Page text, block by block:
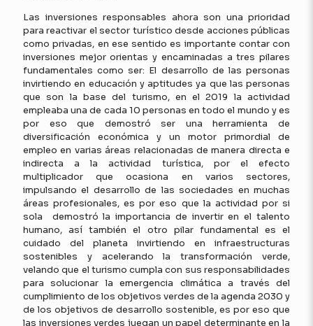
Las inversiones responsables ahora son una prioridad
para reactivar el sector turístico desde acciones públicas
como privadas, en ese sentido es importante contar con
inversiones mejor orientas y encaminadas a tres pilares
fundamentales como ser: El desarrollo de las personas
invirtiendo en educación y aptitudes ya que las personas
que son la base del turismo, en el 2019 la actividad
empleaba una de cada 10 personas en todo el mundo y es
por eso que demostró ser una herramienta de
diversificación económica y un motor primordial de
empleo en varias áreas relacionadas de manera directa e
indirecta a la actividad turística, por el efecto
multiplicador que ocasiona en varios sectores,
impulsando el desarrollo de las sociedades en muchas
áreas profesionales, es por eso que la actividad por si
sola demostró la importancia de invertir en el talento
humano, así también el otro pilar fundamental es el
cuidado del planeta invirtiendo en infraestructuras
sostenibles y acelerando la transformación verde,
velando que el turismo cumpla con sus responsabilidades
para solucionar la emergencia climática a través del
cumplimiento de los objetivos verdes de la agenda 2030 y
de los objetivos de desarrollo sostenible, es por eso que
las inversiones verdes juegan un papel determinante en la